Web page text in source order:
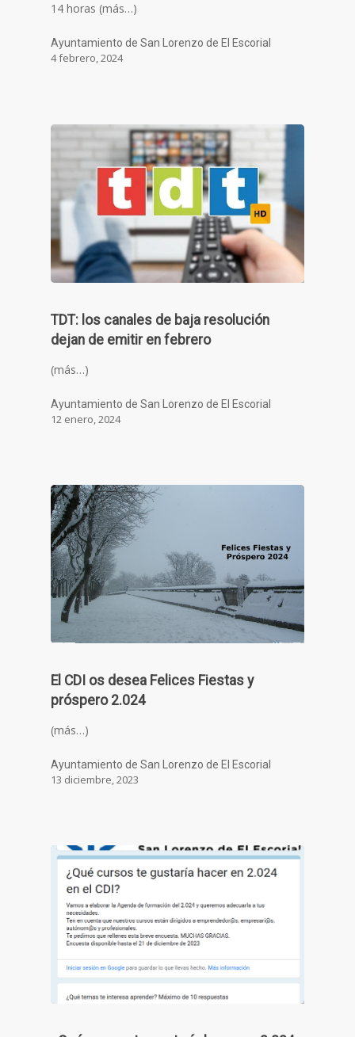
14 horas (más…)
Ayuntamiento de San Lorenzo de El Escorial
4 febrero, 2024
TDT: los canales de baja resolución
dejan de emitir en febrero
(más…)
Ayuntamiento de San Lorenzo de El Escorial
12 enero, 2024
El CDI os desea Felices Fiestas y
próspero 2.024
(más…)
Ayuntamiento de San Lorenzo de El Escorial
13 diciembre, 2023